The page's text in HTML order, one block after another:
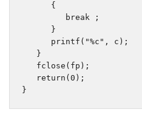
{
break
;
}
      printf
( "%c" , c );
}
   fclose
( fp );
return ( 0 );
}